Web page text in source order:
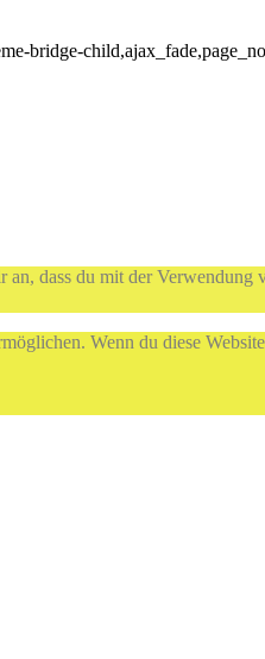
bridge-
dass du mit der Verwendung
Wenn du diese